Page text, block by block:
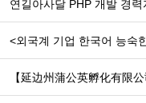
연길아사달 PHP 개발 경
【延边州蒲公英孵化有限